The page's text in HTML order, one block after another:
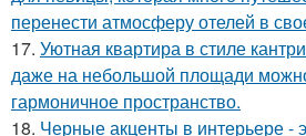
перенести атмосферу отелей в
17. Уютная квартира в стиле
даже на небольшой площади
гармоничное пространство.
18. Черные акценты в интерьере -